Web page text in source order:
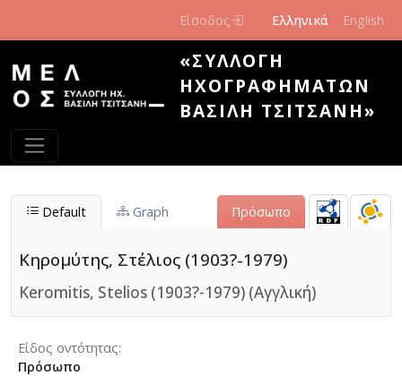
Είσοδος Ελληνικά English
«ΣΥΛΛΟΓΉ
ΗΧΟΓΡΑΦΗΜΆΤΩΝ
ΒΑΣΊΛΗ ΤΣΙΤΣΆΝΗ»
Default Graph Πρόσωπο
Κηρομύτης, Στέλιος (1903?-1979)
Keromitis, Stelios (1903?-1979) (Αγγλική)
Είδος οντότητας
Πρόσωπο